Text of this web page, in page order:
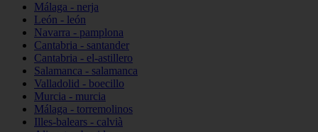
Málaga - nerja
León - león
Navarra - pamplona
Cantabria - santander
Cantabria - el-astillero
Salamanca - salamanca
Valladolid - boecillo
Murcia - murcia
Málaga - torremolinos
Illes-balears - calvià